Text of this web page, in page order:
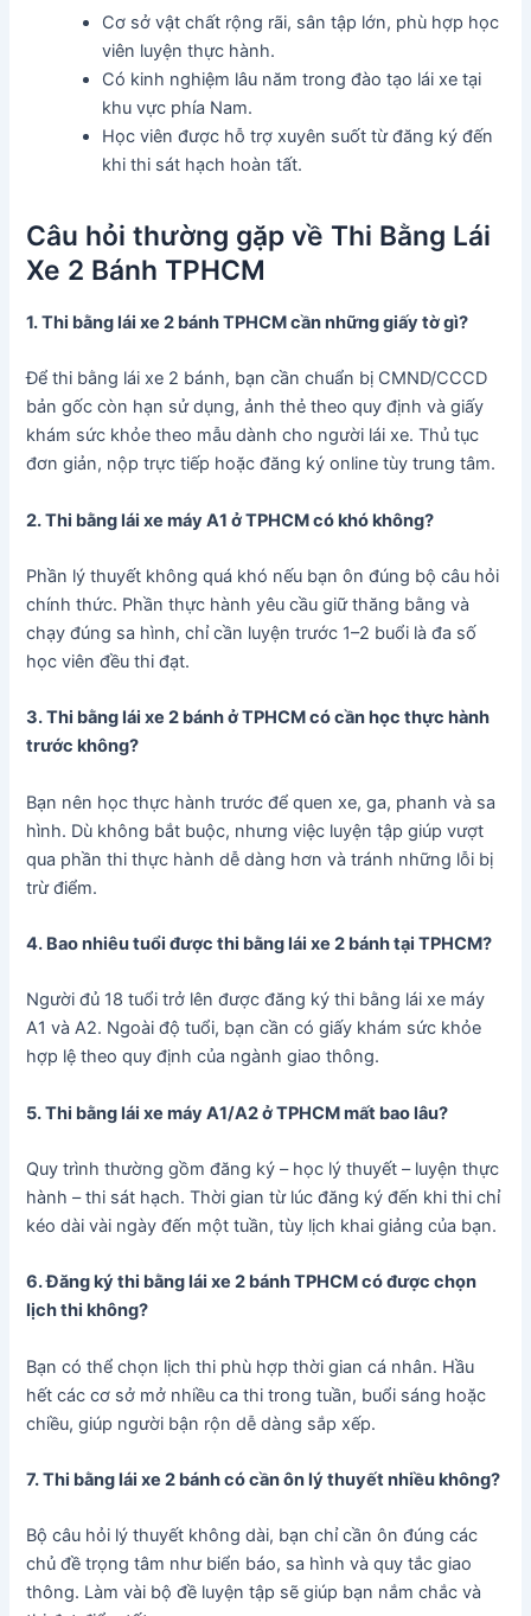
Cơ sở vật chất rộng rãi, sân tập lớn, phù hợp học
viên luyện thực hành.
Có kinh nghiệm lâu năm trong đào tạo lái xe tại
khu vực phía Nam.
Học viên được hỗ trợ xuyên suốt từ đăng ký đến
khi thi sát hạch hoàn tất.
Câu hỏi thường gặp về Thi Bằng Lái
Xe 2 Bánh TPHCM
1. Thi bằng lái xe 2 bánh TPHCM cần những giấy tờ gì?
Để thi bằng lái xe 2 bánh, bạn cần chuẩn bị CMND/CCCD
bản gốc còn hạn sử dụng, ảnh thẻ theo quy định và giấy
khám sức khỏe theo mẫu dành cho người lái xe. Thủ tục
đơn giản, nộp trực tiếp hoặc đăng ký online tùy trung tâm.
2. Thi bằng lái xe máy A1 ở TPHCM có khó không?
Phần lý thuyết không quá khó nếu bạn ôn đúng bộ câu hỏi
chính thức. Phần thực hành yêu cầu giữ thăng bằng và
chạy đúng sa hình, chỉ cần luyện trước 1–2 buổi là đa số
học viên đều thi đạt.
3. Thi bằng lái xe 2 bánh ở TPHCM có cần học thực hành
trước không?
Bạn nên học thực hành trước để quen xe, ga, phanh và sa
hình. Dù không bắt buộc, nhưng việc luyện tập giúp vượt
qua phần thi thực hành dễ dàng hơn và tránh những lỗi bị
trừ điểm.
4. Bao nhiêu tuổi được thi bằng lái xe 2 bánh tại TPHCM?
Người đủ 18 tuổi trở lên được đăng ký thi bằng lái xe máy
A1 và A2. Ngoài độ tuổi, bạn cần có giấy khám sức khỏe
hợp lệ theo quy định của ngành giao thông.
5. Thi bằng lái xe máy A1/A2 ở TPHCM mất bao lâu?
Quy trình thường gồm đăng ký – học lý thuyết – luyện thực
hành – thi sát hạch. Thời gian từ lúc đăng ký đến khi thi chỉ
kéo dài vài ngày đến một tuần, tùy lịch khai giảng của bạn.
6. Đăng ký thi bằng lái xe 2 bánh TPHCM có được chọn
lịch thi không?
Bạn có thể chọn lịch thi phù hợp thời gian cá nhân. Hầu
hết các cơ sở mở nhiều ca thi trong tuần, buổi sáng hoặc
chiều, giúp người bận rộn dễ dàng sắp xếp.
7. Thi bằng lái xe 2 bánh có cần ôn lý thuyết nhiều không?
Bộ câu hỏi lý thuyết không dài, bạn chỉ cần ôn đúng các
chủ đề trọng tâm như biển báo, sa hình và quy tắc giao
thông. Làm vài bộ đề luyện tập sẽ giúp bạn nắm chắc và